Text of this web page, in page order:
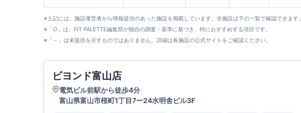
※上記には、施設運営者から情報提供のあった施設を掲載しています。全施設は下の一覧で確認できます。
※「○」は、FIT PALETTE編集部が独自の調査・基準に基づき、特におすすめする項目です。
※「－」は未提供を示すものではありません。詳細は各施設の公式サイトをご確認ください。
ビヨンド富山店
電気ビル前駅から徒歩4分
富山県富山市桜町1丁目7ー24水明舎ビル3F